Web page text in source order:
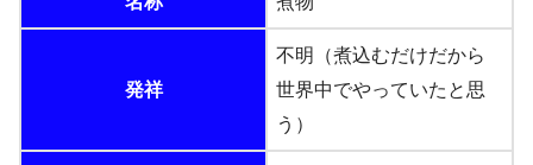
発祥
不明（煮込むだけだから
世界中でやっていたと思
う）